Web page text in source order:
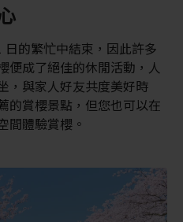
日的繁忙中結束，因此許多
便成了絕佳的休閒活動，人
，與家人好友共度美好時
的賞櫻景點，但您也可以在
間體驗賞櫻。